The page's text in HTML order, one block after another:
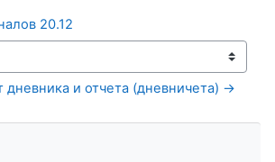
20.12
дневника и отчета (дневничета) →